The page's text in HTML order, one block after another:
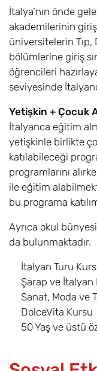
İtalya’nın önde
akademilerinin giriş
üniversitelerin Tıp,
bölümlerine giriş
öğrencileri
seviyesinde
Yetişkin + Çocuk
İtalyanca eğitim
yetişkinle birlikte
katılabileceği
programlarını
ile eğitim
bu programa
Ayrıca okul
da bulunmaktadır.
İtalyan Turu
Şarap ve İtalyan
Sanat, Moda ve
DolceVita Kursu
50 Yaş ve üstü